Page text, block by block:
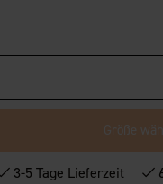
Größe
3-5 Tage Lieferzeit